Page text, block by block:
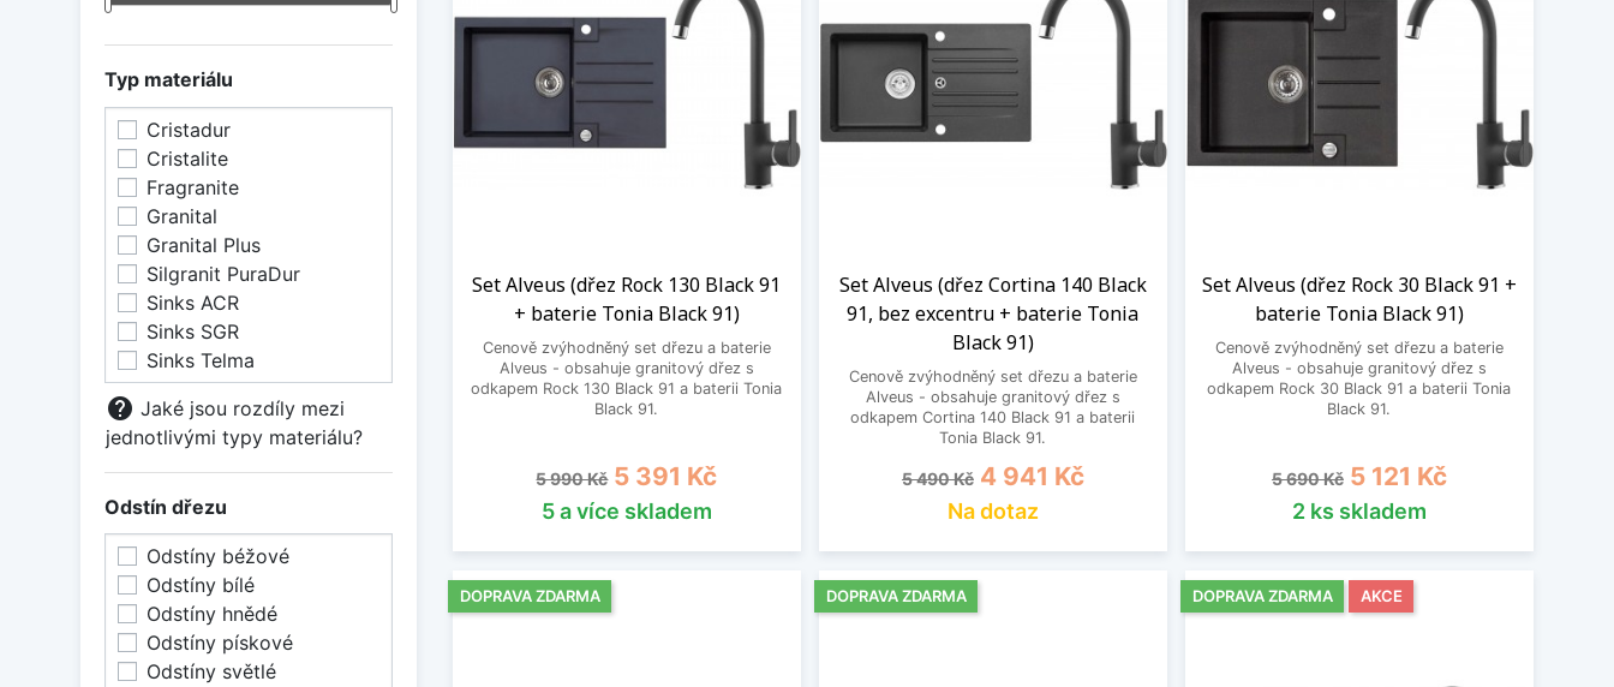
Typ materiálu
Cristadur
Cristalite
Fragranite
Granital
Granital Plus
Silgranit PuraDur
Sinks ACR
Sinks SGR
Sinks Telma
help Jaké jsou rozdíly mezi
jednotlivými typy materiálu?
Odstín dřezu
Odstíny béžové
Odstíny bílé
Odstíny hnědé
Odstíny pískové
Odstíny světlé
Set Alveus (dřez Rock 130 Black 91
+ baterie Tonia Black 91)
Cenově zvýhodněný set dřezu a baterie
Alveus - obsahuje granitový dřez s
odkapem Rock 130 Black 91 a baterii Tonia
Black 91.
Běžná cena
5 990 Kč Cena
5 391 Kč
5 a více skladem
Set Alveus (dřez Cortina 140 Black
91, bez excentru + baterie Tonia
Black 91)
Cenově zvýhodněný set dřezu a baterie
Alveus - obsahuje granitový dřez s
odkapem Cortina 140 Black 91 a baterii
Tonia Black 91.
Běžná cena
5 490 Kč Cena
4 941 Kč
Na dotaz
Set Alveus (dřez Rock 30 Black 91 +
baterie Tonia Black 91)
Cenově zvýhodněný set dřezu a baterie
Alveus - obsahuje granitový dřez s
odkapem Rock 30 Black 91 a baterii Tonia
Black 91.
Běžná cena
5 690 Kč Cena
5 121 Kč
2 ks skladem
DOPRAVA ZDARMA DOPRAVA ZDARMA DOPRAVA ZDARMA AKCE